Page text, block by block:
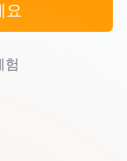
요
험